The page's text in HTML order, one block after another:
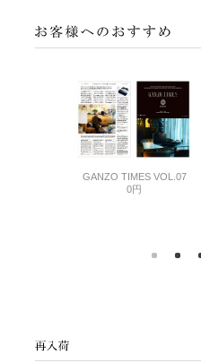
GANZO TIMES VOL.07
0円